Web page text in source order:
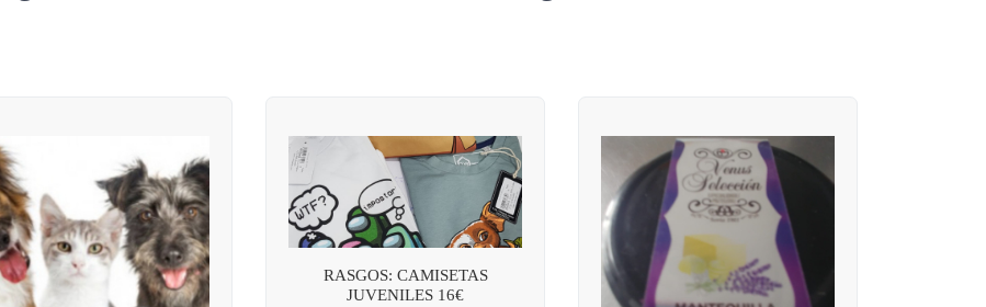
RASGOS: CAMISETAS
JUVENILES 16€